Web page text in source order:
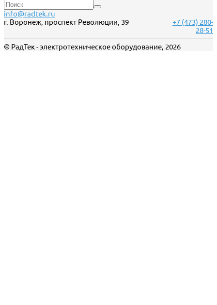
info@radtek.ru
г. Воронеж, проспект Революции, 39
+7 (473) 280-
28-51
© РадТек - электротехническое оборудование, 2026